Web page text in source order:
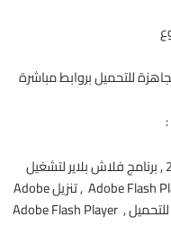
للتحميل بروابط مباشرة
فلاش بلاير , حمل برنامج فلاش بلاير 2014 , برنامج فلاش بلاير لتشغيل
الفيديو , Adobe Flash Player , تحميل Adobe Flash Player , تنزيل Adobe
Flash Player , برنامج Adobe Flash Player للتحميل , Adobe Flash Player